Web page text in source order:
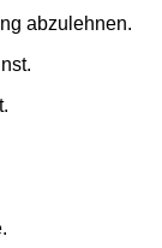
abzulehnen.